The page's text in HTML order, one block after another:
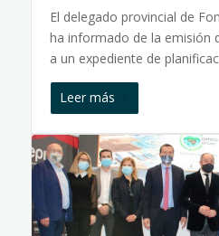
El delegado provincial de
ha informado de la emisión
a un expediente de
Leer más